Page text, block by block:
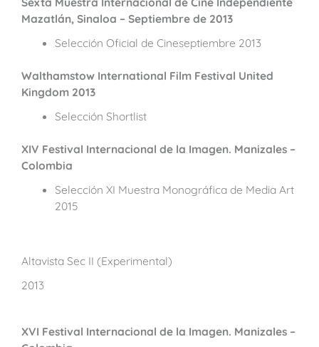
Mazatlán, Sinaloa – Septiembre de 2013
Selección Oficial de Cineseptiembre 2013
Walthamstow International Film Festival United
Kingdom 2013
Selección Shortlist
XIV Festival Internacional de la Imagen. Manizales –
Colombia
Selección XI Muestra Monográfica de Media Art
2015
Altavista Sec II (Experimental)
2013
XVI Festival Internacional de la Imagen. Manizales –